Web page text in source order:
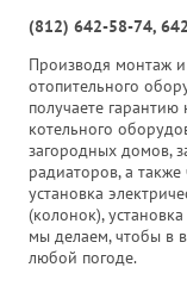
(812) 642-58-74,
Производя монтаж
отопительного
получаете
котельного
загородных домов,
радиаторов, а
установка
(колонок),
мы делаем, чтобы в
любой погоде.